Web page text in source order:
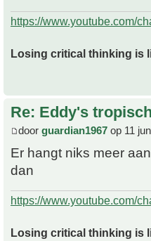
https://www.youtube.com/
Losing critical thinking is
Re: Eddy's
door guardian1967 op 11
Er hangt niks meer
dan
https://www.youtube.com/
Losing critical thinking is